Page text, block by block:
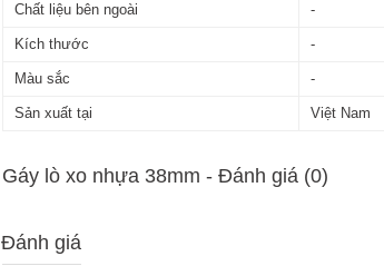
Chất liệu bên ngoài -
Kích thước -
Màu sắc -
Sản xuất tại Việt Nam
Gáy lò xo nhựa 38mm - Ðánh giá (0)
Đánh giá